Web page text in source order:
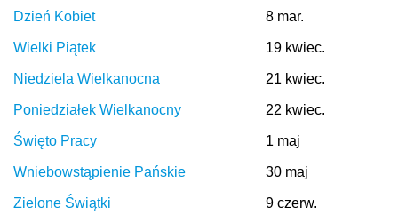
Dzień Kobiet 8 mar.
Wielki Piątek 19 kwiec.
Niedziela Wielkanocna 21 kwiec.
Poniedziałek Wielkanocny 22 kwiec.
Święto Pracy 1 maj
Wniebowstąpienie Pańskie 30 maj
Zielone Świątki 9 czerw.